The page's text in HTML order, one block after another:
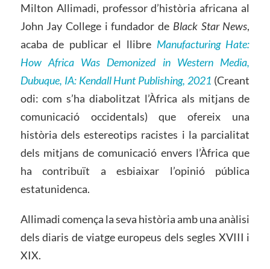
Milton Allimadi, professor d’història africana al
John Jay College i fundador de Black Star News,
acaba de publicar el llibre Manufacturing Hate:
How Africa Was Demonized in Western Media,
Dubuque, IA: Kendall Hunt Publishing, 2021 (Creant
odi: com s’ha diabolitzat l’Àfrica als mitjans de
comunicació occidentals) que ofereix una
història dels estereotips racistes i la parcialitat
dels mitjans de comunicació envers l’Àfrica que
ha contribuït a esbiaixar l’opinió pública
estatunidenca.
Allimadi comença la seva història amb una anàlisi
dels diaris de viatge europeus dels segles XVIII i
XIX.